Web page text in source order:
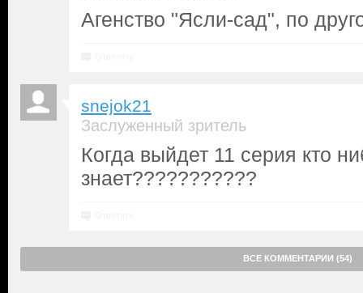
Агенство "Ясли-сад", по
snejok21
Заслуженный зритель
Когда выйдет 11 серия кто
знает???????????
ВСЕ КОММЕНТАРИИ (54)